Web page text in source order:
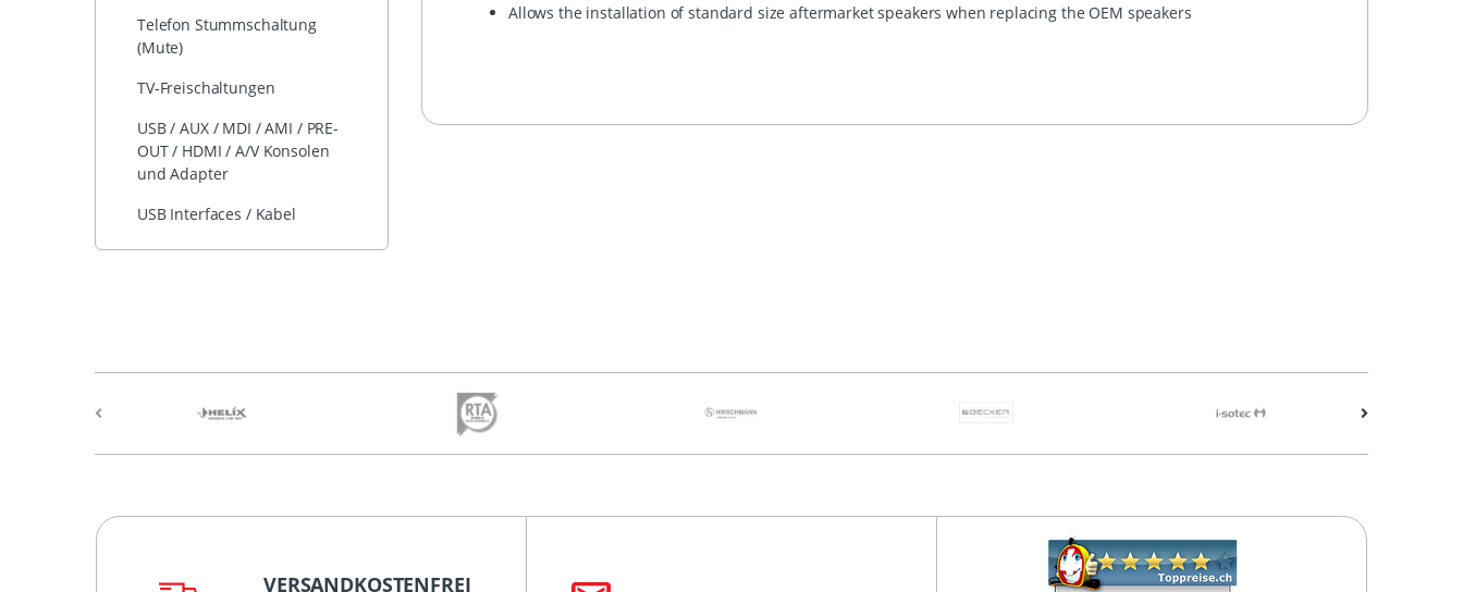
Telefon Stummschaltung
(Mute)
TV-Freischaltungen
USB / AUX / MDI / AMI / PRE-
OUT / HDMI / A/V Konsolen
und Adapter
USB Interfaces / Kabel
Allows the installation of standard size aftermarket speakers when replacing the OEM speakers
VERSANDKOSTENFREI